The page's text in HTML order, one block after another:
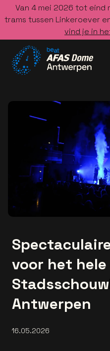
Van 4 mei 2026 tot eind
trams tussen Linkeroever
vind je in
voor het
Antwerpen
16.05.2026